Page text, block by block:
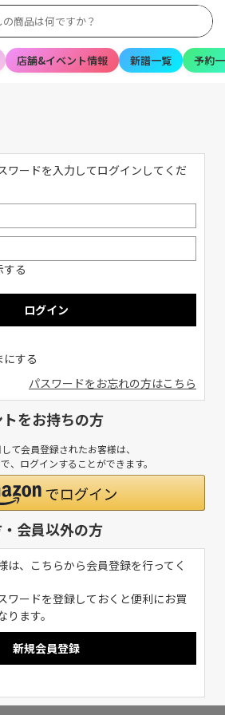
店舗&イベント情報 新譜一覧 予約
ワードを入力してログインしてくだ
る
する
パスワードをお忘れの方はこちら
をお持ちの方
て会員登録されたお客様は、
、ログインすることができます。
会員以外の方
は、こちらから会員登録を行ってく
ワードを登録しておくと便利にお買
ます。